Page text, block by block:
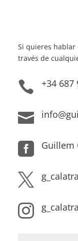
Si quieres hablar
través de
 +34 687

 Guillem

